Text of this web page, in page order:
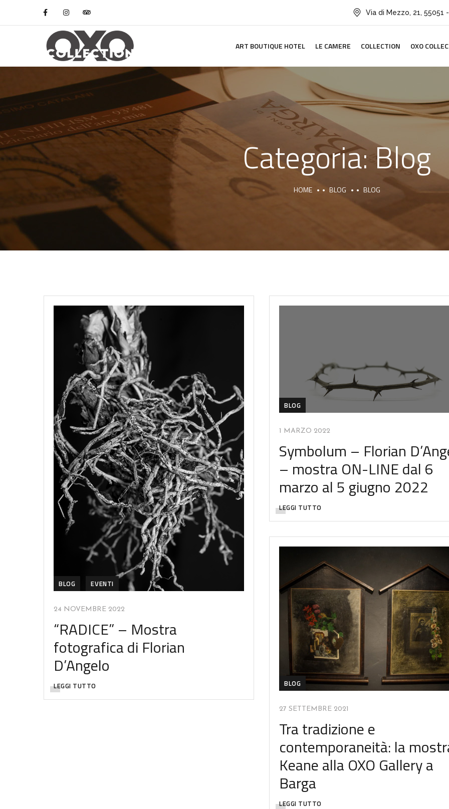
Via di Mezzo, 21, 55051
ART BOUTIQUE HOTEL LE CAMERE COLLECTION OXO
Categoria:Blog
HOME BLOG BLOG
BLOG EVENTI
24 NOVEMBRE 2022
“RADICE” – Mostra
fotografica di Florian
D’Angelo
LEGGI TUTTO
BLOG
1 MARZO 2022
Symbolum – Florian
– mostra ON-LINE dal 6
marzo al 5 giugno 2022
LEGGI TUTTO
BLOG
27 SETTEMBRE 2021
Tra tradizione e
contemporaneità: la
Keane alla OXO Gallery a
Barga
LEGGI TUTTO